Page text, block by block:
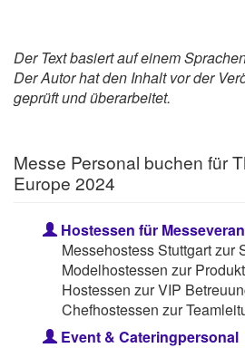
Der Text basiert auf einem
Der Autor hat den Inhalt vor der
geprüft und überarbeitet.
Messe Personal buchen für
Europe 2024
Hostessen für
Messehostess Stuttgart zur
Modelhostessen zur
Hostessen zur VIP
Chefhostessen zur
Event & Cateringpersonal